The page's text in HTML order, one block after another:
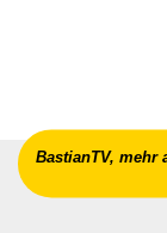
BastianTV, mehr